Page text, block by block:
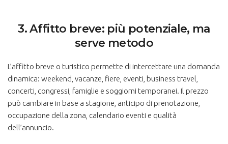
3. Affitto breve: più potenziale, ma
serve metodo
L’affitto breve o turistico permette di intercettare una domanda
dinamica: weekend, vacanze, fiere, eventi, business travel,
concerti, congressi, famiglie e soggiorni temporanei. Il prezzo
può cambiare in base a stagione, anticipo di prenotazione,
occupazione della zona, calendario eventi e qualità
dell’annuncio.